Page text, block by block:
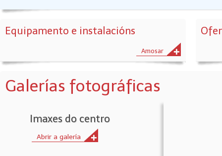
Equipamento e instalacións
Amosar
Galerías fotográficas
Imaxes do centro
Abrir a galería